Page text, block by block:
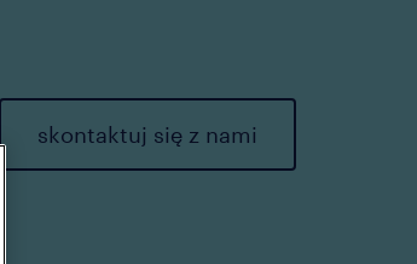
skontaktuj się z nami